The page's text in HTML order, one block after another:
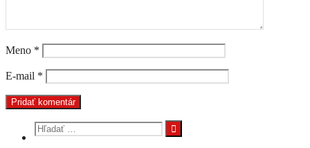
Meno *
E-mail *
Hľadať: